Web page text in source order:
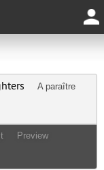
A paraître
Preview